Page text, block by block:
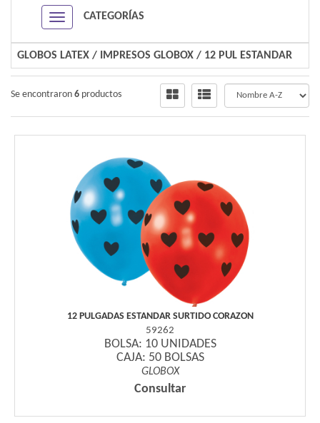
Navigation ein-/ausblenden
CATEGORÍAS
GLOBOS LATEX / IMPRESOS GLOBOX / 12 PUL ESTANDAR
Se encontraron 6 productos
12 PULGADAS ESTANDAR SURTIDO CORAZON
59262
BOLSA: 10 UNIDADES
CAJA: 50 BOLSAS
GLOBOX
Consultar